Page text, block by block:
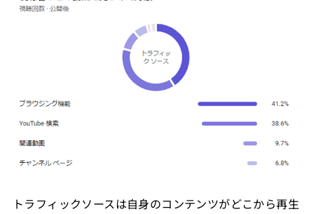
トラフィックソースは自身のコンテンツがどこから再生